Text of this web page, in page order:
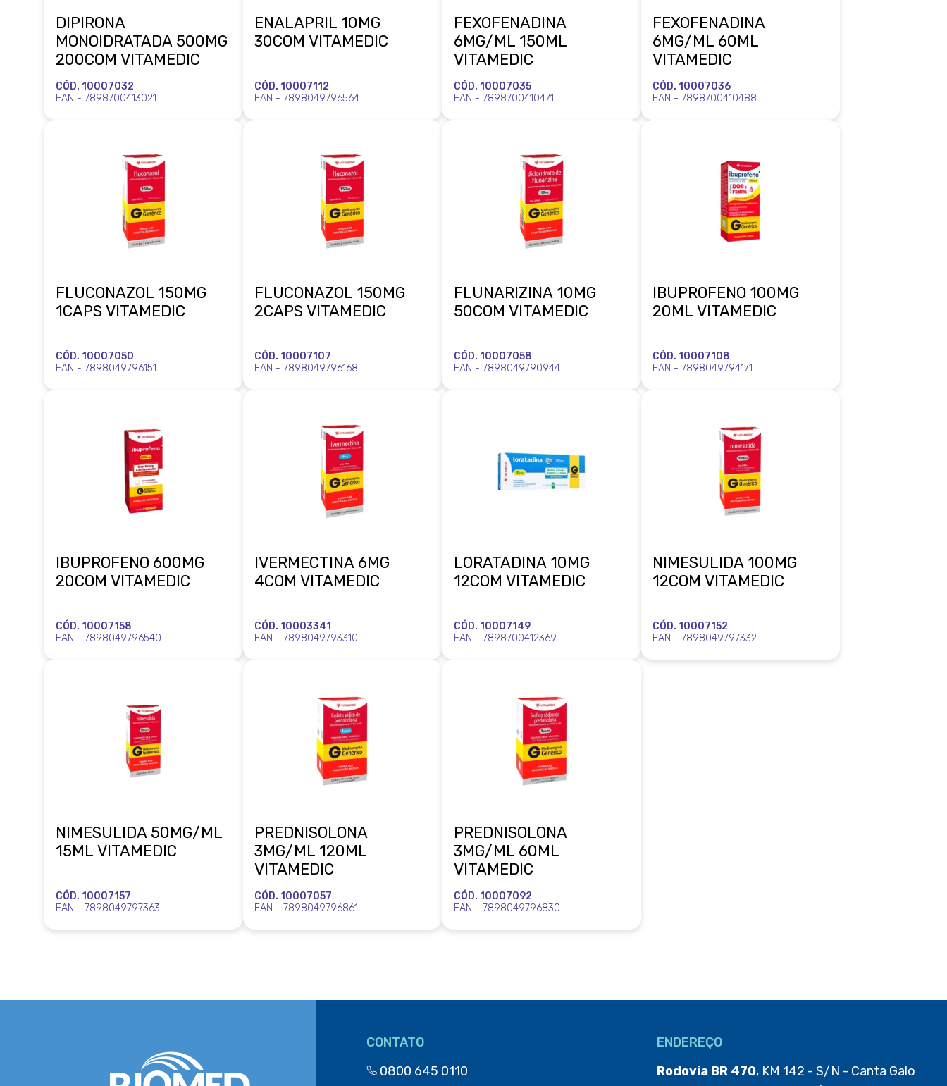
DIPIRONA
MONOIDRATADA 500MG
200COM VITAMEDIC
CÓD. 10007032
EAN - 7898700413021
ENALAPRIL 10MG
30COM VITAMEDIC
CÓD. 10007112
EAN - 7898049796564
FEXOFENADINA
6MG/ML 150ML
VITAMEDIC
CÓD. 10007035
EAN - 7898700410471
FEXOFENADINA
6MG/ML 60ML
VITAMEDIC
CÓD. 10007036
EAN - 7898700410488
FLUCONAZOL 150MG
1CAPS VITAMEDIC
CÓD. 10007050
EAN - 7898049796151
FLUCONAZOL 150MG
2CAPS VITAMEDIC
CÓD. 10007107
EAN - 7898049796168
FLUNARIZINA 10MG
50COM VITAMEDIC
CÓD. 10007058
EAN - 7898049790944
IBUPROFENO 100MG
20ML VITAMEDIC
CÓD. 10007108
EAN - 7898049794171
IBUPROFENO 600MG
20COM VITAMEDIC
CÓD. 10007158
EAN - 7898049796540
IVERMECTINA 6MG
4COM VITAMEDIC
CÓD. 10003341
EAN - 7898049793310
LORATADINA 10MG
12COM VITAMEDIC
CÓD. 10007149
EAN - 7898700412369
NIMESULIDA 100MG
12COM VITAMEDIC
CÓD. 10007152
EAN - 7898049797332
NIMESULIDA 50MG/ML
15ML VITAMEDIC
CÓD. 10007157
EAN - 7898049797363
PREDNISOLONA
3MG/ML 120ML
VITAMEDIC
CÓD. 10007057
EAN - 7898049796861
PREDNISOLONA
3MG/ML 60ML
VITAMEDIC
CÓD. 10007092
EAN - 7898049796830
CONTATO
0800 645 0110
ENDEREÇO
Rodovia BR 470, KM 142 - S/N - Canta Galo